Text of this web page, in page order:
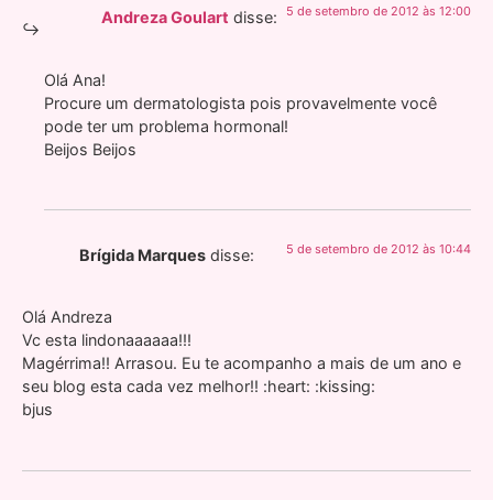
Andreza Goulart disse: 5 de setembro de 2012 às 12:00
Olá Ana!
Procure um dermatologista pois provavelmente você
pode ter um problema hormonal!
Beijos Beijos
Brígida Marques disse: 5 de setembro de 2012 às 10:44
Olá Andreza
Vc esta lindonaaaaaa!!!
Magérrima!! Arrasou. Eu te acompanho a mais de um ano e
seu blog esta cada vez melhor!! :heart: :kissing:
bjus